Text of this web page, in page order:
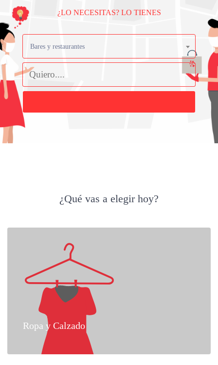
¿LO NECESITAS? LO TIENES
Bares y restaurantes
¿Qué vas a elegir hoy?
Ropa y Calzado